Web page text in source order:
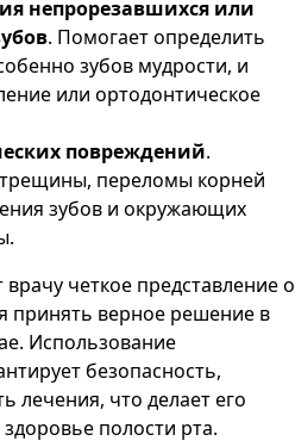
непрорезавшихся или
. Помогает определить
зубов мудрости, и
или ортодонтическое
повреждений.
переломы корней
зубов и окружающих
четкое представление о
принять верное решение в
Использование
безопасность,
лечения, что делает его
полости рта.